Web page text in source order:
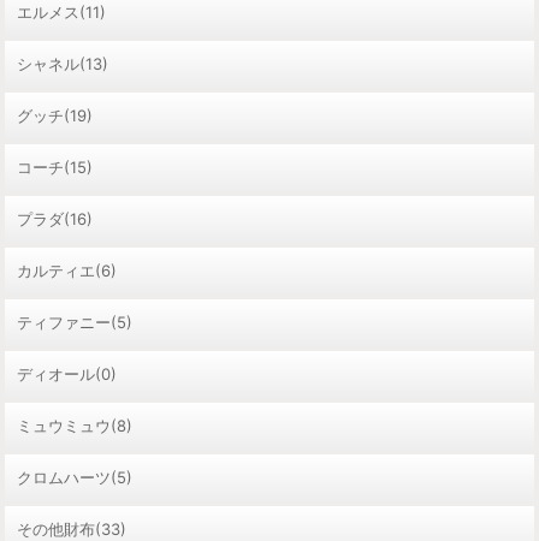
エルメス(11)
シャネル(13)
グッチ(19)
コーチ(15)
プラダ(16)
カルティエ(6)
ティファニー(5)
ディオール(0)
ミュウミュウ(8)
クロムハーツ(5)
その他財布(33)